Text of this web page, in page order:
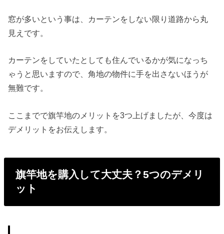
窓が多いという事は、カーテンをしない限り道路から丸
見えです。
カーテンをしていたとしても住んでいるかが気になっち
ゃうと思いますので、角地の物件に手を出さないほうが
無難です。
ここまでで旗竿地のメリットを3つ上げましたが、今度は
デメリットをお伝えします。
旗竿地を購入して大丈夫？5つのデメリ
ット